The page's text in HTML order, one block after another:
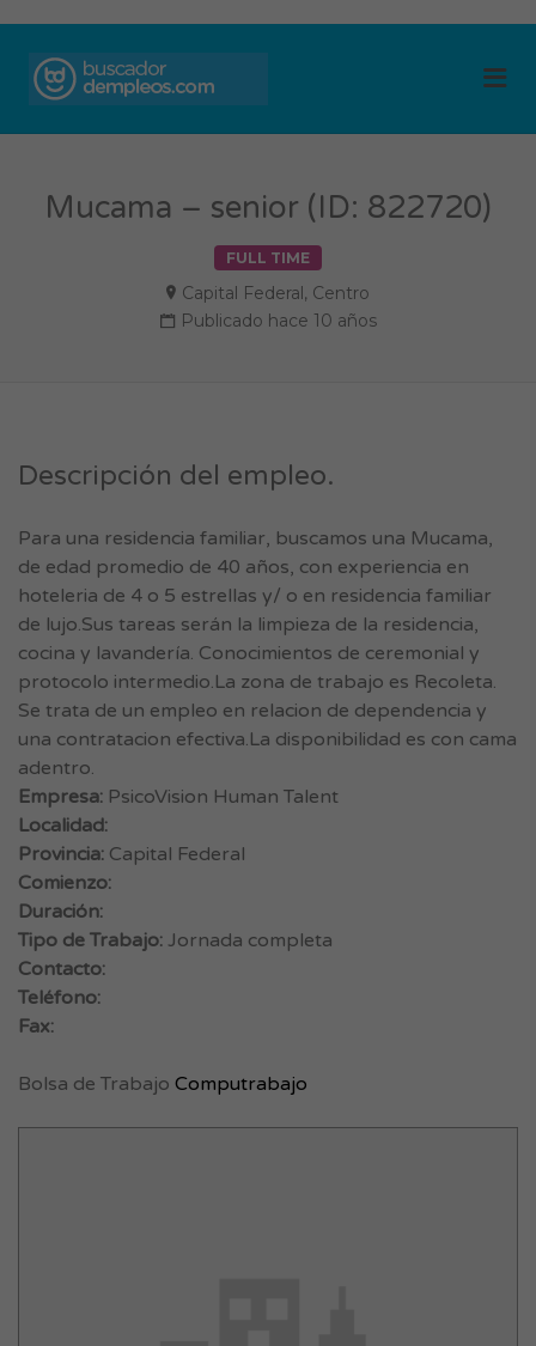
Mucama – senior (ID: 822720)
FULL TIME
Capital Federal, Centro
Publicado hace 10 años
Descripción del empleo.
Para una residencia familiar, buscamos una Mucama,
de edad promedio de 40 años, con experiencia en
hoteleria de 4 o 5 estrellas y/ o en residencia familiar
de lujo.Sus tareas serán la limpieza de la residencia,
cocina y lavandería. Conocimientos de ceremonial y
protocolo intermedio.La zona de trabajo es Recoleta.
Se trata de un empleo en relacion de dependencia y
una contratacion efectiva.La disponibilidad es con cama
adentro.
Empresa: PsicoVision Human Talent
Localidad:
Provincia: Capital Federal
Comienzo:
Duración:
Tipo de Trabajo: Jornada completa
Contacto:
Teléfono:
Fax:
Bolsa de Trabajo Computrabajo